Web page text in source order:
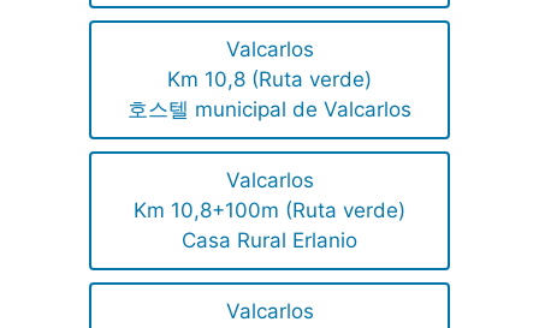
Valcarlos
Km 10,8 (Ruta verde)
호스텔 municipal de Valcarlos
Valcarlos
Km 10,8+100m (Ruta verde)
Casa Rural Erlanio
Valcarlos